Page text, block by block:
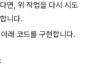
면, 위 작업을 다시 시도
니다.
래 코드를 구현합니다.